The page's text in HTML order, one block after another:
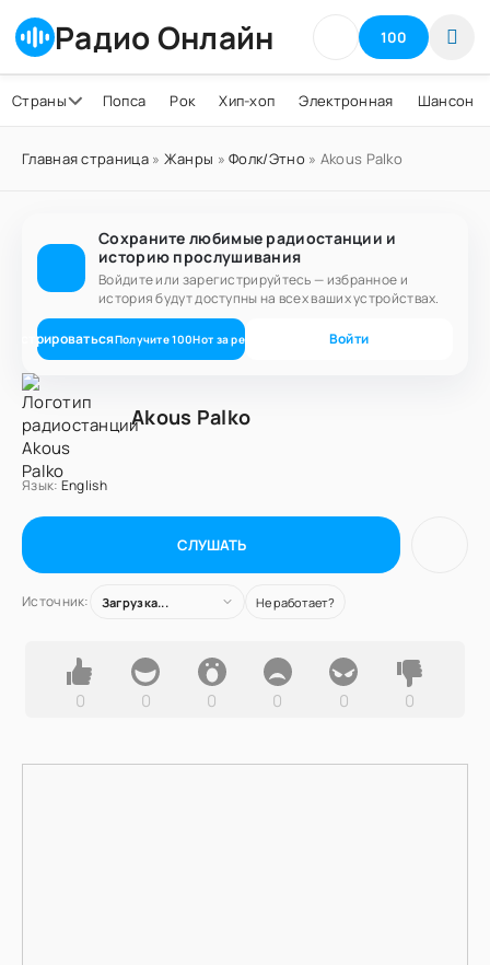
Радио Онлайн 100
Страны Попса Рок Хип-хоп Электронная Шансон
Главная страница» Жанры »Фолк/Этно» Akous Palko
Сохраните любимые радиостанции и
историю прослушивания
Войдите или зарегистрируйтесь — избранное и
история будут доступны на всех ваших устройствах.
Получите100Нот за регистрацию Войти
Akous Palko
Язык: English
СЛУШАТЬ
Источник: Загрузка... Не работает?
0 0 0 0 0 0